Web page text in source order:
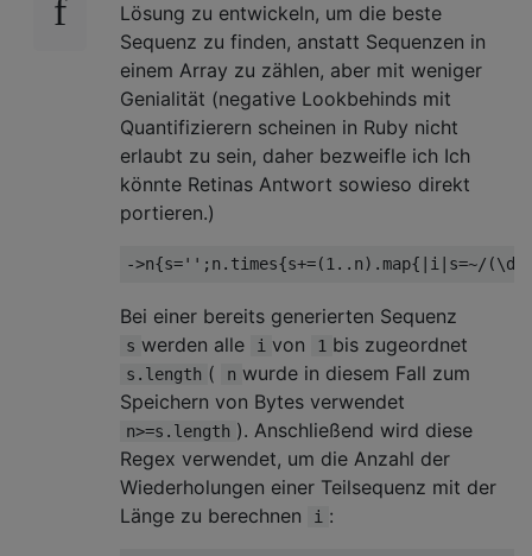
Lösung zu entwickeln, um die beste
Sequenz zu finden, anstatt Sequenzen in
einem Array zu zählen, aber mit weniger
Genialität (negative Lookbehinds mit
Quantifizierern scheinen in Ruby nicht
erlaubt zu sein, daher bezweifle ich Ich
könnte Retinas Antwort sowieso direkt
portieren.)
Bei einer bereits generierten Sequenz
s werden alle i von 1 bis zugeordnet
s.length ( n wurde in diesem Fall zum
Speichern von Bytes verwendet
n>=s.length ). Anschließend wird diese
Regex verwendet, um die Anzahl der
Wiederholungen einer Teilsequenz mit der
Länge zu berechnen
i :